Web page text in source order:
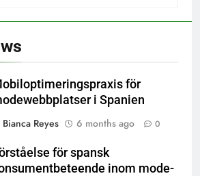
för
i Spanien
Bianca Reyes
6 months ago 0
för spansk
inom mode-